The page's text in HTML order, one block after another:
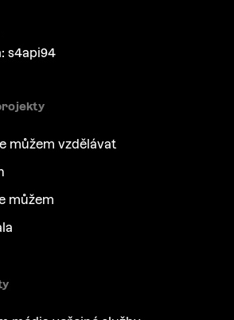
s4api94
můžem vzdělávat
můžem